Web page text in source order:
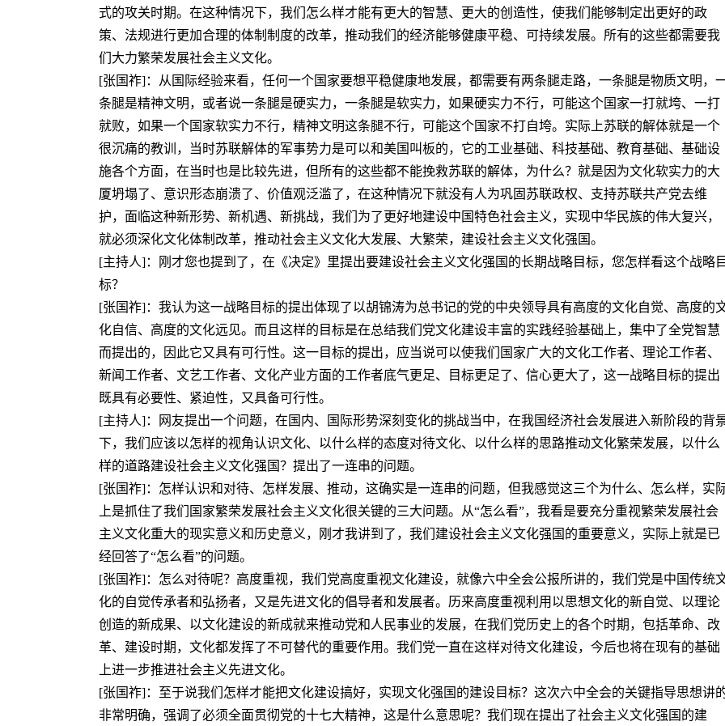
式的攻关时期。在这种情况下，我们怎么样才能有更大的智慧、更大的创造性，使我们能够制定出更好的政
策、法规进行更加合理的体制制度的改革，推动我们的经济能够健康平稳、可持续发展。所有的这些都需要我
们大力繁荣发展社会主义文化。
[张国祚]：从国际经验来看，任何一个国家要想平稳健康地发展，都需要有两条腿走路，一条腿是物质文明，
条腿是精神文明，或者说一条腿是硬实力，一条腿是软实力，如果硬实力不行，可能这个国家一打就垮、一打
就败，如果一个国家软实力不行，精神文明这条腿不行，可能这个国家不打自垮。实际上苏联的解体就是一个
很沉痛的教训，当时苏联解体的军事势力是可以和美国叫板的，它的工业基础、科技基础、教育基础、基础设
施各个方面，在当时也是比较先进，但所有的这些都不能挽救苏联的解体，为什么？就是因为文化软实力的大
厦坍塌了、意识形态崩溃了、价值观泛滥了，在这种情况下就没有人为巩固苏联政权、支持苏联共产党去维
护，面临这种新形势、新机遇、新挑战，我们为了更好地建设中国特色社会主义，实现中华民族的伟大复兴，
就必须深化文化体制改革，推动社会主义文化大发展、大繁荣，建设社会主义文化强国。
[主持人]：刚才您也提到了，在《决定》里提出要建设社会主义文化强国的长期战略目标，您怎样看这个战略目
标？
[张国祚]：我认为这一战略目标的提出体现了以胡锦涛为总书记的党的中央领导具有高度的文化自觉、高度的
化自信、高度的文化远见。而且这样的目标是在总结我们党文化建设丰富的实践经验基础上，集中了全党智慧
而提出的，因此它又具有可行性。这一目标的提出，应当说可以使我们国家广大的文化工作者、理论工作者、
新闻工作者、文艺工作者、文化产业方面的工作者底气更足、目标更足了、信心更大了，这一战略目标的提出
既具有必要性、紧迫性，又具备可行性。
[主持人]：网友提出一个问题，在国内、国际形势深刻变化的挑战当中，在我国经济社会发展进入新阶段的背
下，我们应该以怎样的视角认识文化、以什么样的态度对待文化、以什么样的思路推动文化繁荣发展，以什么
样的道路建设社会主义文化强国？提出了一连串的问题。
[张国祚]：怎样认识和对待、怎样发展、推动，这确实是一连串的问题，但我感觉这三个为什么、怎么样，实
上是抓住了我们国家繁荣发展社会主义文化很关键的三大问题。从“怎么看”，我看是要充分重视繁荣发展社会
主义文化重大的现实意义和历史意义，刚才我讲到了，我们建设社会主义文化强国的重要意义，实际上就是已
经回答了“怎么看”的问题。
[张国祚]：怎么对待呢？高度重视，我们党高度重视文化建设，就像六中全会公报所讲的，我们党是中国传统
化的自觉传承者和弘扬者，又是先进文化的倡导者和发展者。历来高度重视利用以思想文化的新自觉、以理论
创造的新成果、以文化建设的新成就来推动党和人民事业的发展，在我们党历史上的各个时期，包括革命、改
革、建设时期，文化都发挥了不可替代的重要作用。我们党一直在这样对待文化建设，今后也将在现有的基础
上进一步推进社会主义先进文化。
[张国祚]：至于说我们怎样才能把文化建设搞好，实现文化强国的建设目标？这次六中全会的关键指导思想讲
非常明确，强调了必须全面贯彻党的十七大精神，这是什么意思呢？我们现在提出了社会主义文化强国的建